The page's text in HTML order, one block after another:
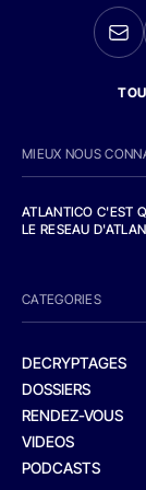
MIEUX NOUS
ATLANTICO C'EST
LE RESEAU
CATEGORIES
DECRYPTAGES
DOSSIERS
RENDEZ-VOUS
VIDEOS
PODCASTS